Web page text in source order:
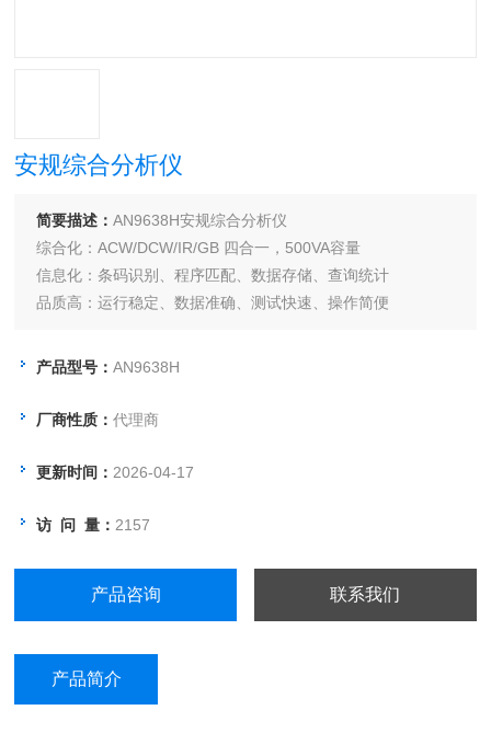
安规综合分析仪
简要描述：AN9638H安规综合分析仪
综合化：ACW/DCW/IR/GB 四合一，500VA容量
信息化：条码识别、程序匹配、数据存储、查询统计
品质高：运行稳定、数据准确、测试快速、操作简便
产品型号：AN9638H
厂商性质：代理商
更新时间： 2026-04-17
访 问 量： 2157
产品咨询 联系我们
产品简介